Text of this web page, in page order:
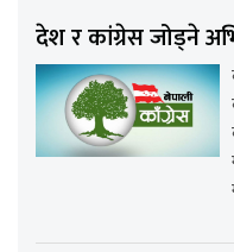
देश र कांग्रेस जोड्ने